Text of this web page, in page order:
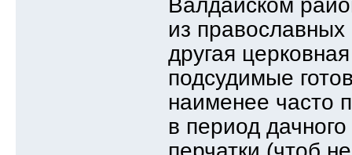
Валдайском
из
другая
подсудимые
наименее часто
в период